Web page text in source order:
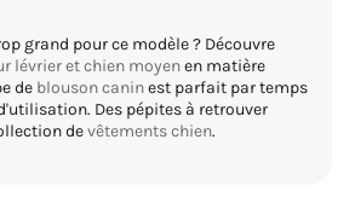
grand pour ce modèle ? Découvre
lévrier et chien moyenen matière
de blouson caninest parfait par temps
Des pépites à retrouver
devêtements chien.